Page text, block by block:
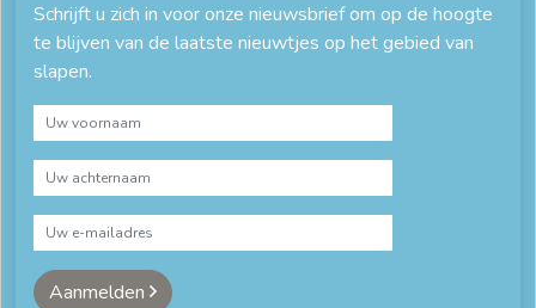
Schrijft u zich in voor onze nieuwsbrief om op de hoogte
te blijven van de laatste nieuwtjes op het gebied van
slapen.
Aanmelden